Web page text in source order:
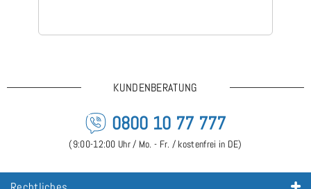
KUNDENBERATUNG
0800 10 77 777
(9:00-12:00 Uhr / Mo. - Fr. / kostenfrei in DE)